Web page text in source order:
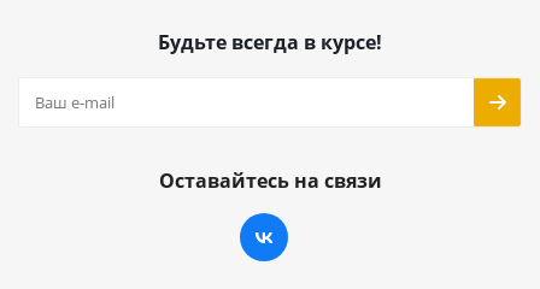
Будьте всегда в курсе!
Оставайтесь на связи